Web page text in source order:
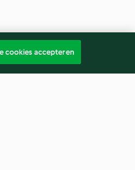
cookies accepteren